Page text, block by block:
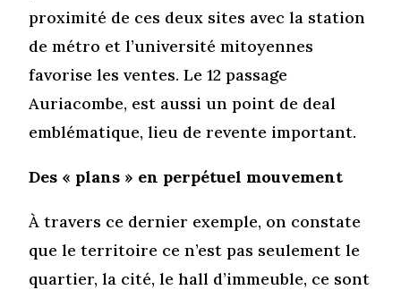
proximité de ces deux sites avec la station
de métro et l’université mitoyennes
favorise les ventes. Le 12 passage
Auriacombe, est aussi un point de deal
emblématique, lieu de revente important.
Des « plans » en perpétuel mouvement
À travers ce dernier exemple, on constate
que le territoire ce n’est pas seulement le
quartier, la cité, le hall d’immeuble, ce sont